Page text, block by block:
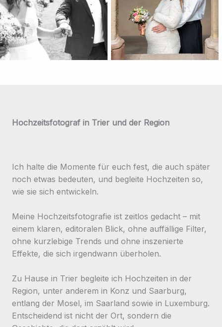
Hochzeitsfotograf in Trier und der Region
Ich halte die Momente für euch fest, die auch später
noch etwas bedeuten, und begleite Hochzeiten so,
wie sie sich entwickeln.
Meine Hochzeitsfotografie ist zeitlos gedacht – mit
einem klaren, editoralen Blick, ohne auffällige Filter,
ohne kurzlebige Trends und ohne inszenierte
Effekte, die sich irgendwann überholen.
Zu Hause in Trier begleite ich Hochzeiten in der
Region, unter anderem in Konz und Saarburg,
entlang der Mosel, im Saarland sowie in Luxemburg.
Entscheidend ist nicht der Ort, sondern die